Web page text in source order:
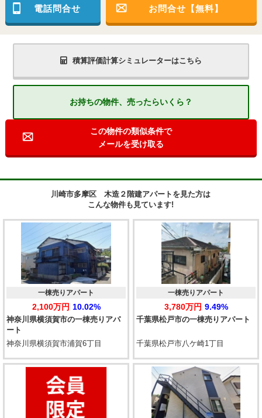
電話問合せ お問合せ【無料】
積算評価計算シミュレーターはこちら
お持ちの物件、売ったらいくら？
この物件の類似条件で
メールを受け取る
川崎市多摩区 木造２階建アパートを見た方は
こんな物件も見ています!
神奈川県横須賀市の一棟売りアパ
ート
一棟売りアパート
2,100万円 10.02%
神奈川県横須賀市浦賀6丁目
千葉県松戸市の一棟売りアパート
一棟売りアパート
3,780万円 9.49%
千葉県松戸市八ケ崎1丁目